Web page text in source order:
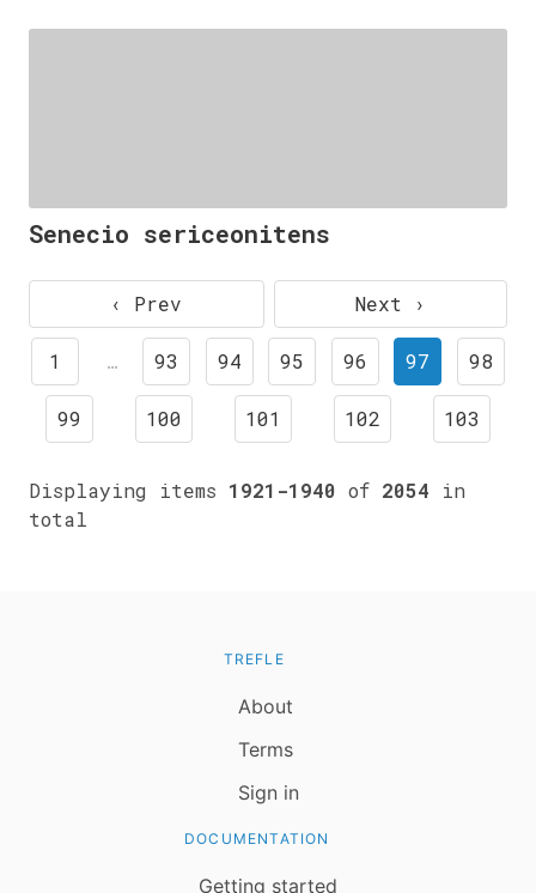
Senecio sericeonitens
‹ Prev Next ›
1 … 93 94 95 96 97 98
99 100 101 102 103
Displaying items 1921-1940 of 2054 in
total
TREFLE
About
Terms
Sign in
DOCUMENTATION
Getting started